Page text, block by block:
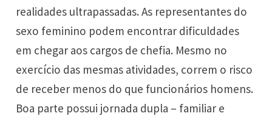
realidades ultrapassadas. As representantes do
sexo feminino podem encontrar dificuldades
em chegar aos cargos de chefia. Mesmo no
exercício das mesmas atividades, correm o risco
de receber menos do que funcionários homens.
Boa parte possui jornada dupla – familiar e